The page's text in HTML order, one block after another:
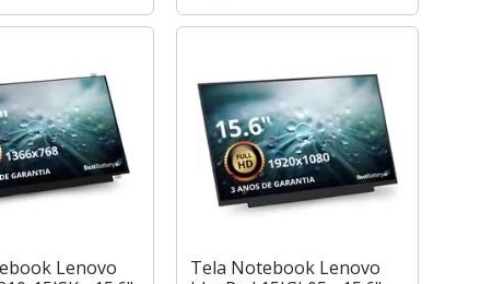
Lenovo
Tela Notebook Lenovo